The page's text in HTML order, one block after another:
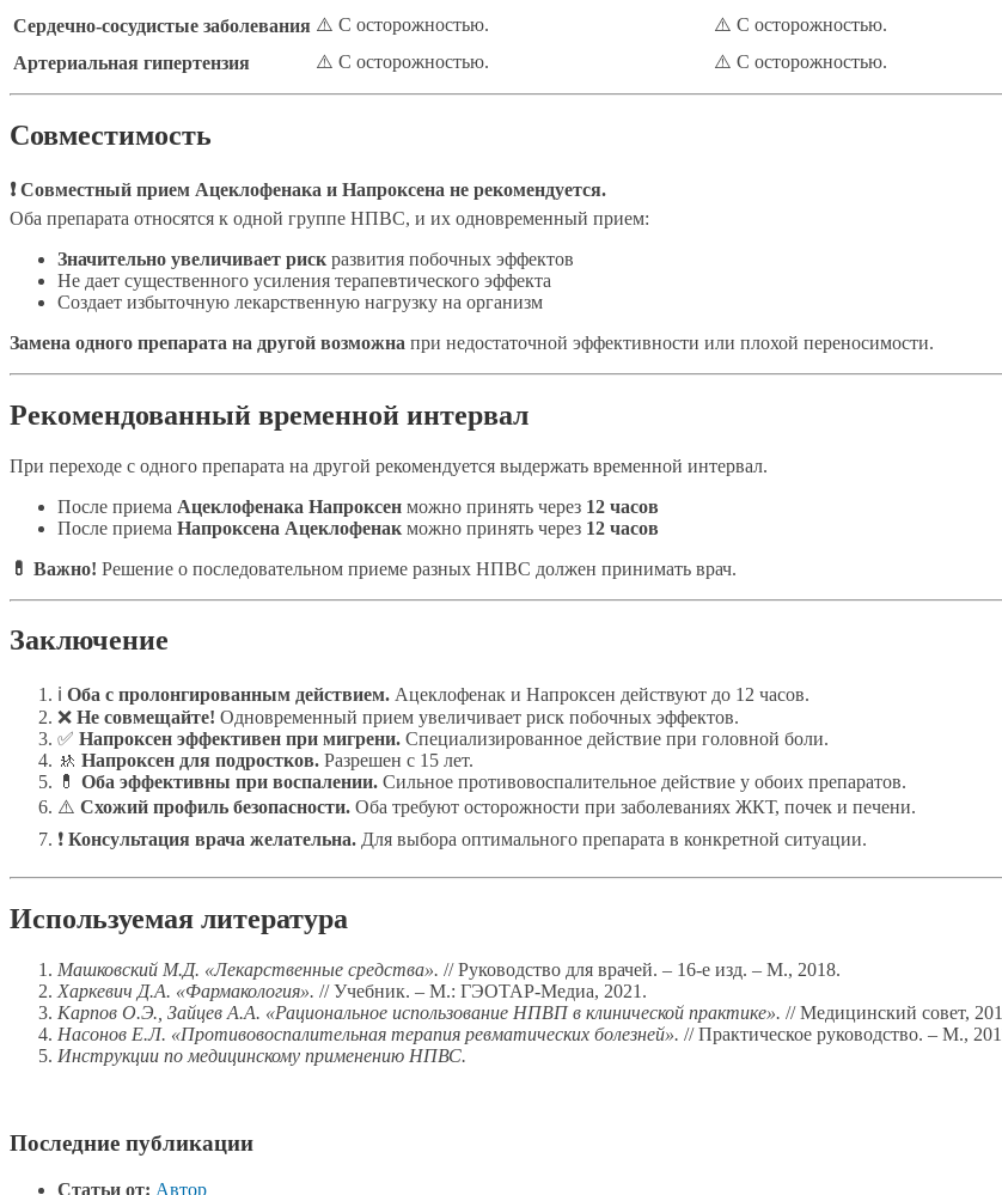
Сердечно-сосудистые заболевания ⚠️ С осторожностью.
⚠️ С осторожностью.
Артериальная гипертензия
⚠️ С осторожностью. ⚠️ С осторожностью.
Совместимость
❗ Совместный прием Ацеклофенака и Напроксена не рекомендуется.
Оба препарата относятся к одной группе НПВС, и их одновременный прием:
Значительно увеличивает риск развития побочных эффектов
Не дает существенного усиления терапевтического эффекта
Создает избыточную лекарственную нагрузку на организм
Замена одного препарата на другой возможна при недостаточной эффективности или плохой переносимости.
Рекомендованный временной интервал
При переходе с одного препарата на другой рекомендуется выдержать временной интервал.
После приема Ацеклофенака Напроксен можно принять через 12 часов
После приема Напроксена Ацеклофенак можно принять через 12 часов
💊 Важно! Решение о последовательном приеме разных НПВС должен принимать врач.
Заключение
ℹ️ Оба с пролонгированным действием. Ацеклофенак и Напроксен действуют до 12 часов.
❌ Не совмещайте! Одновременный прием увеличивает риск побочных эффектов.
✅ Напроксен эффективен при мигрени. Специализированное действие при головной боли.
🚸 Напроксен для подростков. Разрешен с 15 лет.
💊 Оба эффективны при воспалении. Сильное противовоспалительное действие у обоих препаратов.
⚠️ Схожий профиль безопасности. Оба требуют осторожности при заболеваниях ЖКТ, почек и печени.
❗ Консультация врача желательна. Для выбора оптимального препарата в конкретной ситуации.
Используемая литература
Машковский М.Д. «Лекарственные средства». // Руководство для врачей. – 16-е изд. – М., 2018.
Харкевич Д.А. «Фармакология». // Учебник. – М.: ГЭОТАР-Медиа, 2021.
Карпов О.Э., Зайцев А.А. «Рациональное использование НПВП в клинической практике». // Медицинский совет,
Насонов Е.Л. «Противовоспалительная терапия ревматических болезней». // Практическое руководство. – М.,
Инструкции по медицинскому применению НПВС.
Последние публикации
Статьи от: Автор